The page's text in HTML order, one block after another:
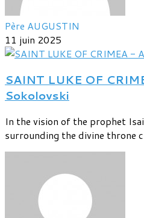
Père AUGUSTIN
11 juin 2025
SAINT LUKE OF
Sokolovski
In the vision of the prophet
surrounding the divine throne